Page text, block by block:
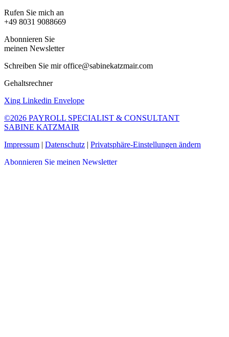
Rufen Sie mich an
+49 8031 9088669
Abonnieren Sie
meinen Newsletter
Schreiben Sie mir office@sabinekatzmair.com
Gehaltsrechner
Xing Linkedin Envelope
©2026 PAYROLL SPECIALIST & CONSULTANT
SABINE KATZMAIR
Impressum | Datenschutz | Privatsphäre-Einstellungen ändern
Abonnieren Sie meinen Newsletter